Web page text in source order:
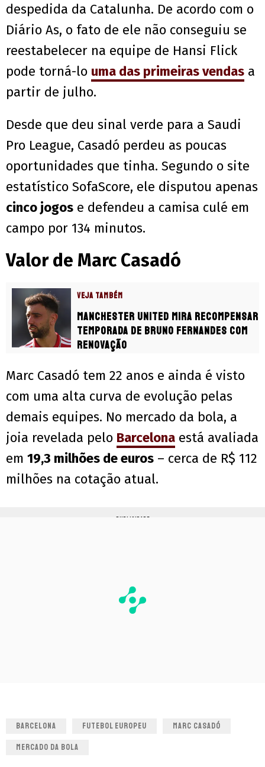
despedida da Catalunha. De acordo com o
Diário As, o fato de ele não conseguiu se
reestabelecer na equipe de Hansi Flick
pode torná-lo uma das primeiras vendas a
partir de julho.
Desde que deu sinal verde para a Saudi
Pro League, Casadó perdeu as poucas
oportunidades que tinha. Segundo o site
estatístico SofaScore, ele disputou apenas
cinco jogos e defendeu a camisa culé em
campo por 134 minutos.
Valor de Marc Casadó
VEJA TAMBÉM
Manchester United mira recompensar
temporada de Bruno Fernandes com
renovação
Marc Casadó tem 22 anos e ainda é visto
com uma alta curva de evolução pelas
demais equipes. No mercado da bola, a
joia revelada pelo Barcelona está avaliada
em 19,3 milhões de euros – cerca de R$ 112
milhões na cotação atual.
PUBLICIDADE
BARCELONA FUTEBOL EUROPEU MARC CASADÓ
MERCADO DA BOLA